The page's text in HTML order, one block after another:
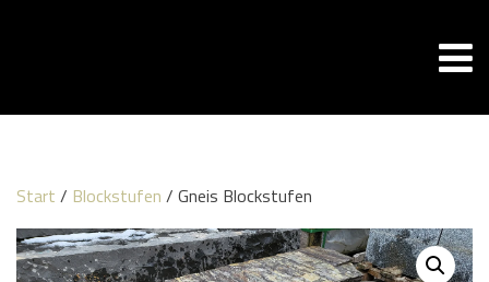
Start / Blockstufen / Gneis Blockstufen